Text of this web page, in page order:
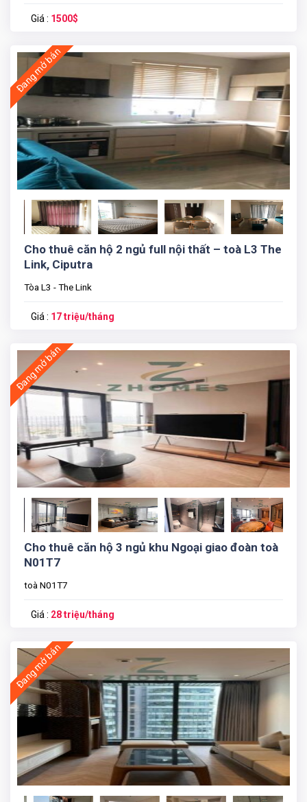
Giá : 1500$
Đang mở bán
Cho thuê căn hộ 2 ngủ full nội thất – toà L3 The
Link, Ciputra
Tòa L3 - The Link
Giá : 17 triệu/tháng
Đang mở bán
Cho thuê căn hộ 3 ngủ khu Ngoại giao đoàn toà
N01T7
toà N01T7
Giá : 28 triệu/tháng
Đang mở bán